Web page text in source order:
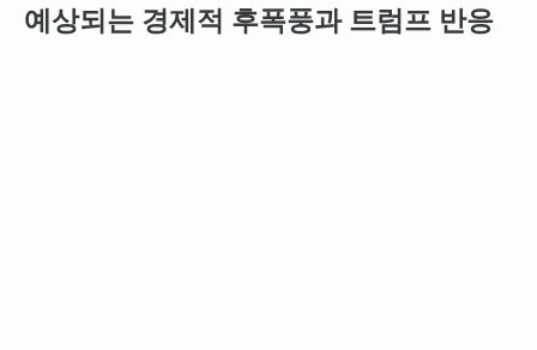
예상되는 경제적 후폭풍과 트럼프 반응